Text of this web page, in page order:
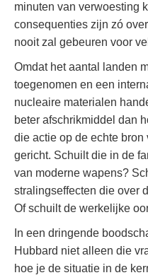
minuten van verwoesting
consequenties zijn zó
nooit zal gebeuren voor
Omdat het aantal landen
toegenomen en een
nucleaire materialen
beter afschrikmiddel dan
die actie op de echte
gericht. Schuilt die in de
van moderne wapens?
stralingseffecten die over
Of schuilt de werkelijke
In een dringende
Hubbard niet alleen die
hoe je de situatie in de